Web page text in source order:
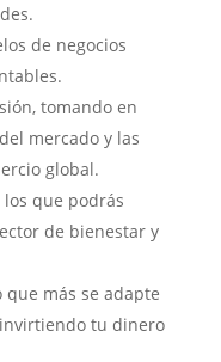
de negocios
tomando en
mercado y las
global.
que podrás
de bienestar y
que más se adapte
tu dinero